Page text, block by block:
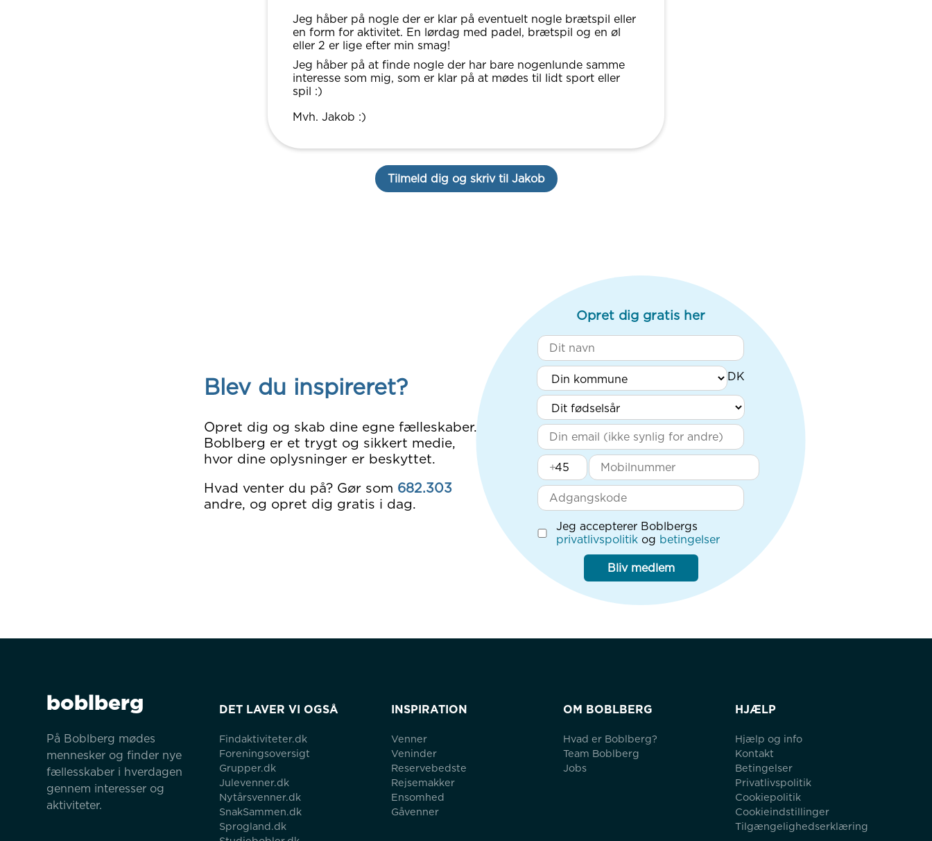
Jeg håber på nogle der er klar på eventuelt nogle brætspil eller
en form for aktivitet. En lørdag med padel, brætspil og en øl
eller 2 er lige efter min smag!
Jeg håber på at finde nogle der har bare nogenlunde samme
interesse som mig, som er klar på at mødes til lidt sport eller
spil :)
Mvh. Jakob :)
Tilmeld dig og skriv til Jakob
Blev du inspireret?
Opret dig og skab dine egne fælleskaber.
Boblberg er et trygt og sikkert medie,
hvor dine oplysninger er beskyttet.
Hvad venter du på? Gør som 682.303
andre, og opret dig gratis i dag.
Opret dig gratis her
+
Jeg accepterer Boblbergs
privatlivspolitik og betingelser
Bliv medlem
boblberg
På Boblberg mødes
mennesker og finder nye
fællesskaber i hverdagen
gennem interesser og
aktiviteter.
DET LAVER VI OGSÅ
Findaktiviteter.dk
Foreningsoversigt
Grupper.dk
Julevenner.dk
Nytårsvenner.dk
SnakSammen.dk
Sprogland.dk
INSPIRATION
Venner
Veninder
Reservebedste
Rejsemakker
Ensomhed
Gåvenner
OM BOBLBERG
Hvad er Boblberg?
Team Boblberg
Jobs
HJÆLP
Hjælp og info
Kontakt
Betingelser
Privatlivspolitik
Cookiepolitik
Cookieindstillinger
Tilgængelighedserklæring